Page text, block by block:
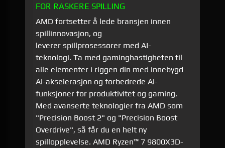
FOR RASKERE SPILLING
AMD fortsetter å lede bransjen innen
spillinnovasjon, og
leverer spillprosessorer med AI-
teknologi. Ta med gaminghastigheten til
alle elementer i riggen din med innebygd
AI-akselerasjon og forbedrede AI-
funksjoner for produktivitet og gaming.
Med avanserte teknologier fra AMD som
"Precision Boost 2" og "Precision Boost
Overdrive", så får du en helt ny
spillopplevelse. AMD Ryzen™ 7 9800X3D-